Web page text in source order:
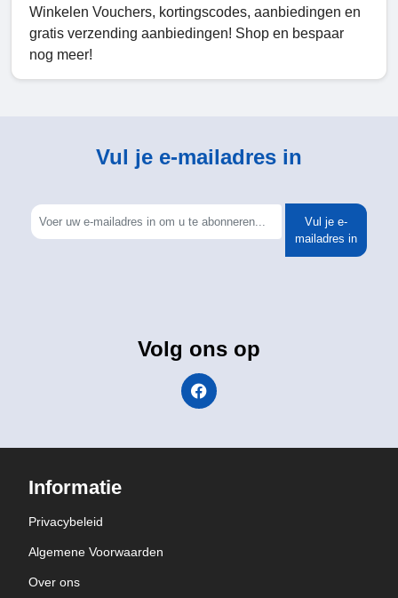
Winkelen Vouchers, kortingscodes, aanbiedingen en
gratis verzending aanbiedingen! Shop en bespaar
nog meer!
Vul je e-mailadres in
Vul je e-
mailadres in
Volg ons op
Informatie
Privacybeleid
Algemene Voorwaarden
Over ons